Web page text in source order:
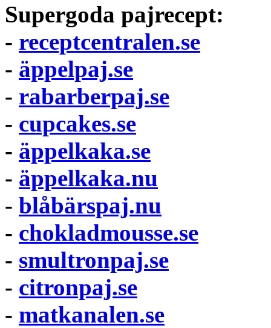
Supergoda pajrecept:
- receptcentralen.se
- äppelpaj.se
- rabarberpaj.se
- cupcakes.se
- äppelkaka.se
- äppelkaka.nu
- blåbärspaj.nu
- chokladmousse.se
- smultronpaj.se
- citronpaj.se
- matkanalen.se